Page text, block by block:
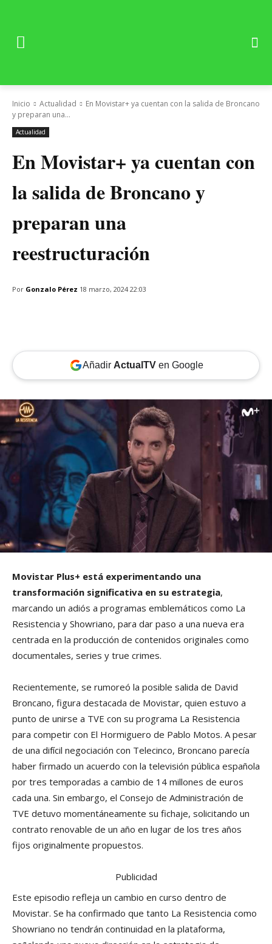
Inicio Actualidad
En Movistar+ ya cuentan con la salida de Broncano
y preparan una...
Actualidad
En Movistar+ ya cuentan con
la salida de Broncano y
preparan una
reestructuración
Por Gonzalo Pérez 18 marzo, 2024 22:03
Añadir ActualTVen Google
Movistar Plus+ está experimentando una
transformación significativa en su estrategia,
marcando un adiós a programas emblemáticos como La
Resistencia y Showriano, para dar paso a una nueva era
centrada en la producción de contenidos originales como
documentales, series y true crimes.
Recientemente, se rumoreó la posible salida de David
Broncano, figura destacada de Movistar, quien estuvo a
punto de unirse a TVE con su programa La Resistencia
para competir con El Hormiguero de Pablo Motos. A pesar
de una difícil negociación con Telecinco, Broncano parecía
haber firmado un acuerdo con la televisión pública española
por tres temporadas a cambio de 14 millones de euros
cada una. Sin embargo, el Consejo de Administración de
TVE detuvo momentáneamente su fichaje, solicitando un
contrato renovable de un año en lugar de los tres años
fijos originalmente propuestos.
Publicidad
Este episodio refleja un cambio en curso dentro de
Movistar. Se ha confirmado que tanto La Resistencia como
Showriano no tendrán continuidad en la plataforma,